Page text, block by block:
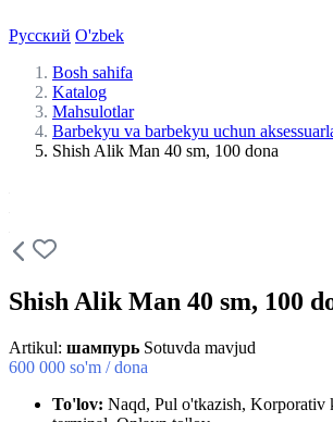
Русский O'zbek
Bosh sahifa
Katalog
Mahsulotlar
Barbekyu va barbekyu uchun
Shish Alik Man 40 sm, 100 dona
Shish Alik Man 40 sm, 100
Artikul: шампурь Sotuvda mavjud
600 000 so'm / dona
To'lov: Naqd, Pul o'tkazish, Korporativ